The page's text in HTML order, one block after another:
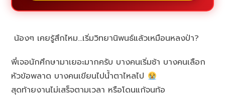
น้องๆ เคยรู้สึกไหม…เริ่มวิทยานิพนธ์แล้วเหมือนหลงป่า?
พี่เจอนักศึกษามาเยอะมากครับ บางคนเริ่มช้า บางคนเลือก
หัวข้อพลาด บางคนเขียนไปน้ำตาไหลไป
สุดท้ายงานไม่เสร็จตามเวลา หรือโดนแก้จนท้อ